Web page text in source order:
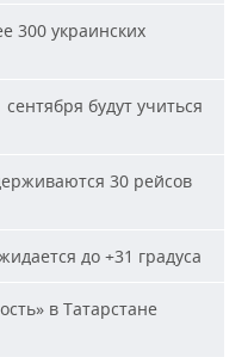
300 украинских
будут учиться
30 рейсов
до +31 градуса
в Татарстане